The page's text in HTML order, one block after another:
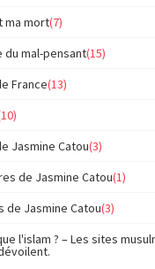
ma mort(7)
du mal-pensant(15)
France(13)
Jasmine Catou(3)
de Jasmine Catou(1)
de Jasmine Catou(3)
l'islam ? – Les sites